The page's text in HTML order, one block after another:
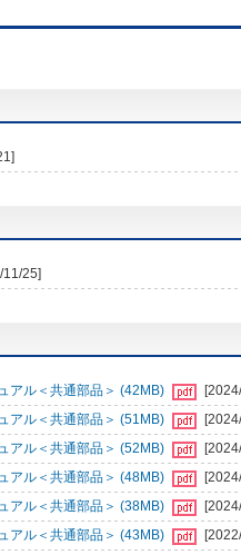
11/25]
アル＜共通部品＞ (42MB)
アル＜共通部品＞ (51MB)
アル＜共通部品＞ (52MB)
アル＜共通部品＞ (48MB)
アル＜共通部品＞ (38MB)
アル＜共通部品＞ (43MB)